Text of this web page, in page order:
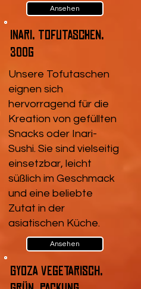
Ansehen
Inari, Tofutaschen,
300g
Unsere Tofutaschen
eignen sich
hervorragend für die
Kreation von gefüllten
Snacks oder Inari-
Sushi. Sie sind vielseitig
einsetzbar, leicht
süßlich im Geschmack
und eine beliebte
Zutat in der
asiatischen Küche.
Ansehen
Gyoza vegetarisch,